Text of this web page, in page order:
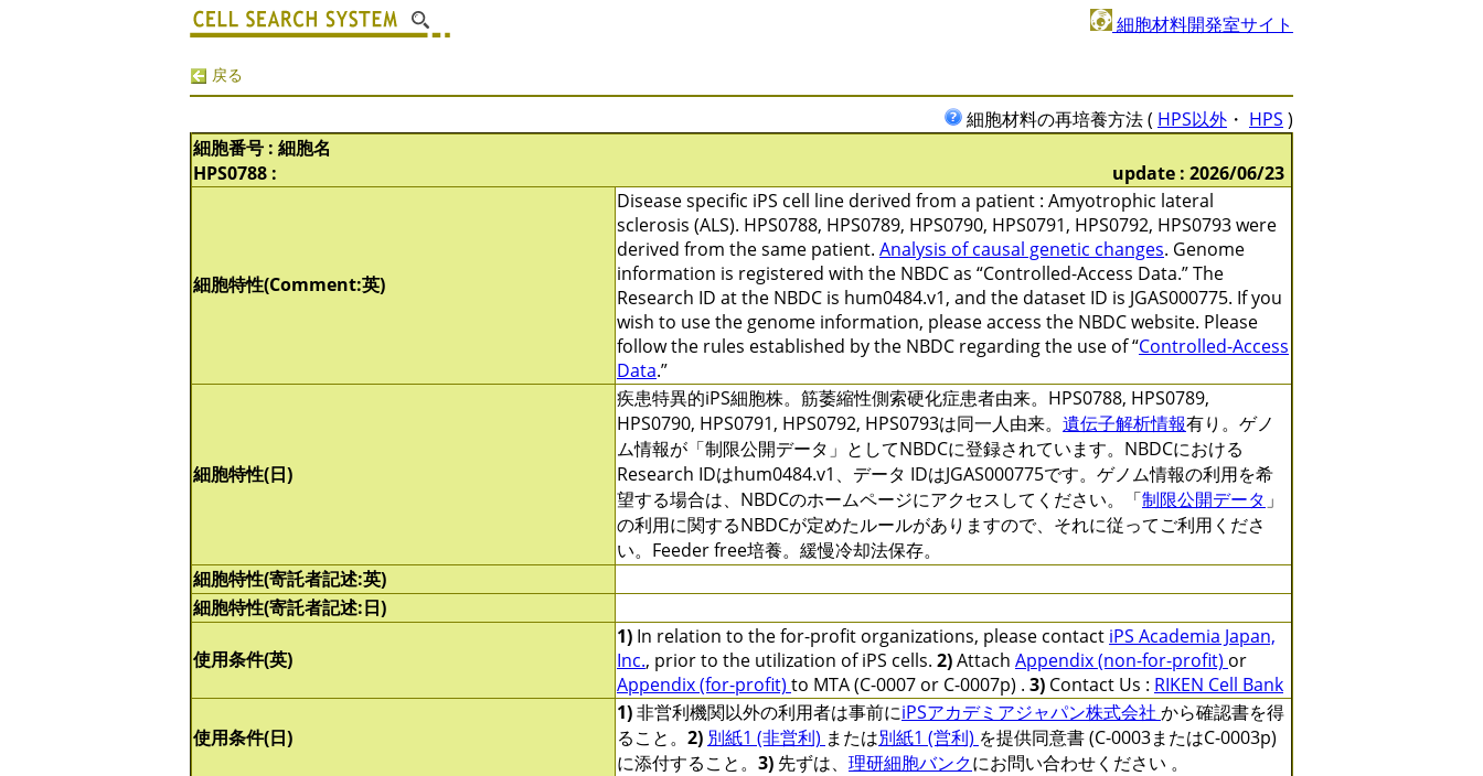
細胞材料開発室サイト
戻る
細胞材料の再培養方法 ( HPS以外 ・ HPS )
細胞番号 : 細胞名
HPS0788 :
update : 2026/06/23
細胞特性(Comment:英)
Disease specific iPS cell line derived from a patient : Amyotrophic lateral
sclerosis (ALS). HPS0788, HPS0789, HPS0790, HPS0791, HPS0792, HPS0793 were
derived from the same patient. Analysis of causal genetic changes. Genome
information is registered with the NBDC as “Controlled-Access Data.” The
Research ID at the NBDC is hum0484.v1, and the dataset ID is JGAS000775. If you
wish to use the genome information, please access the NBDC website. Please
follow the rules established by the NBDC regarding the use of “Controlled-Access
Data.”
細胞特性(日)
疾患特異的iPS細胞株。筋萎縮性側索硬化症患者由来。HPS0788, HPS0789,
HPS0790, HPS0791, HPS0792, HPS0793は同一人由来。 遺伝子解析情報有り。ゲノ
ム情報が「制限公開データ」としてNBDCに登録されています。NBDCにおける
Research IDはhum0484.v1、データ IDはJGAS000775です。ゲノム情報の利用を希
望する場合は、NBDCのホームページにアクセスしてください。「制限公開データ 」
の利用に関するNBDCが定めたルールがありますので、それに従ってご利用くださ
い。Feeder free培養。緩慢冷却法保存。
細胞特性(寄託者記述:英)
細胞特性(寄託者記述:日)
使用条件(英)
1) In relation to the for-profit organizations, please contact iPS Academia Japan,
Inc., prior to the utilization of iPS cells. 2)Attach Appendix (non-for-profit) or
Appendix (for-profit) to MTA (C-0007 or C-0007p) . 3) Contact Us : RIKEN Cell Bank
使用条件(日)
1)非営利機関以外の利用者は事前にiPSアカデミアジャパン株式会社 から確認書を得
ること。 2) 別紙1 (非営利) または別紙1 (営利) を提供同意書 (C-0003またはC-0003p)
に添付すること。 3) 先ずは、 理研細胞バンクにお問い合わせください 。